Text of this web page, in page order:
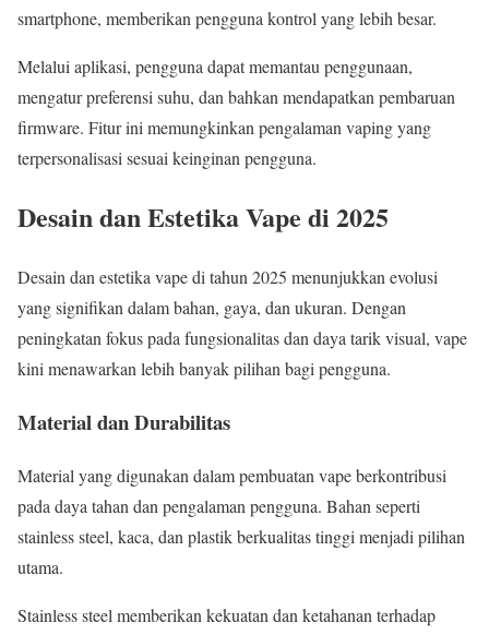
smartphone, memberikan pengguna kontrol yang lebih besar.
Melalui aplikasi, pengguna dapat memantau penggunaan,
mengatur preferensi suhu, dan bahkan mendapatkan pembaruan
firmware. Fitur ini memungkinkan pengalaman vaping yang
terpersonalisasi sesuai keinginan pengguna.
Desain dan Estetika Vape di 2025
Desain dan estetika vape di tahun 2025 menunjukkan evolusi
yang signifikan dalam bahan, gaya, dan ukuran. Dengan
peningkatan fokus pada fungsionalitas dan daya tarik visual, vape
kini menawarkan lebih banyak pilihan bagi pengguna.
Material dan Durabilitas
Material yang digunakan dalam pembuatan vape berkontribusi
pada daya tahan dan pengalaman pengguna. Bahan seperti
stainless steel, kaca, dan plastik berkualitas tinggi menjadi pilihan
utama.
Stainless steel memberikan kekuatan dan ketahanan terhadap